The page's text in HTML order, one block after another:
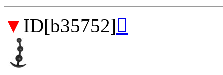
▼ ID[b35752]